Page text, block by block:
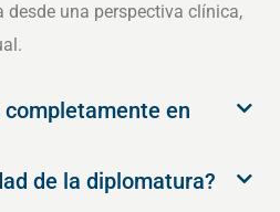
una perspectiva clínica,
en
de la diplomatura?